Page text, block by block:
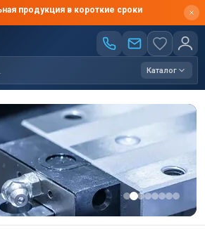
продукция в короткие сроки
Каталог